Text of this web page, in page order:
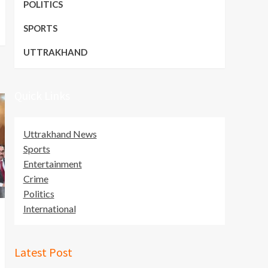
POLITICS
SPORTS
UTTRAKHAND
Uttrakhand News
Sports
Entertainment
Crime
Politics
International
Latest Post